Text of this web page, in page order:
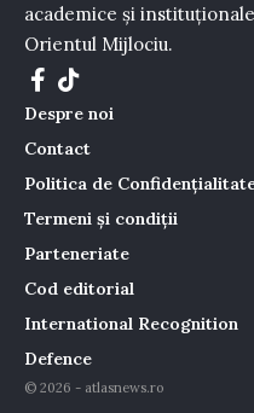
academice și
Orientul Mijlociu.
Despre noi
Contact
Politica de
Termeni și condiții
Parteneriate
Cod editorial
International Recognition
Defence
© 2026 - atlasnews.ro